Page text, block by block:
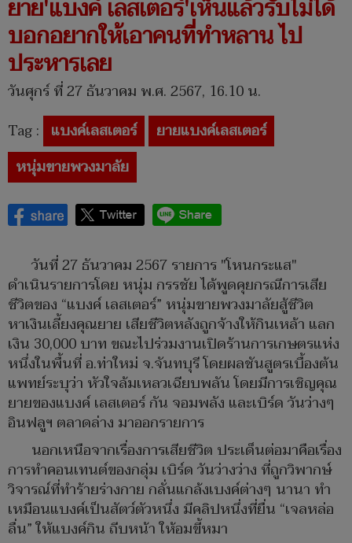
ยาย'แบงค์ เลสเตอร์'เห็นแล้วรับไม่ได้
บอกอยากให้เอาคนที่ทำหลาน ไป
ประหารเลย
วันศุกร์ ที่ 27 ธันวาคม พ.ศ. 2567, 16.10 น.
Tag : แบงค์เลสเตอร์
ยายแบงค์เลสเตอร์
หนุ่มขายพวงมาลัย
วันที่ 27 ธันวาคม 2567 รายการ "โหนกระแส"
ดำเนินรายการโดย หนุ่ม กรรชัย ได้พูดคุยกรณีการเสีย
ชีวิตของ “แบงค์ เลสเตอร์” หนุ่มขายพวงมาลัยสู้ชีวิต
หาเงินเลี้ยงคุณยาย เสียชีวิตหลังถูกจ้างให้กินเหล้า แลก
เงิน 30,000 บาท ขณะไปร่วมงานเปิดร้านการเกษตรแห่ง
หนึ่งในพื้นที่ อ.ท่าใหม่ จ.จันทบุรี โดยผลชันสูตรเบื้องต้น
แพทย์ระบุว่า หัวใจล้มเหลวเฉียบพลัน โดยมีการเชิญคุณ
ยายของแบงค์ เลสเตอร์ กัน จอมพลัง และเบิร์ด วันว่างๆ
อินฟลูฯ ตลาดล่าง มาออกรายการ
นอกเหนือจากเรื่องการเสียชีวิต ประเด็นต่อมาคือเรื่อง
การทำคอนเทนต์ของกลุ่ม เบิร์ด วันว่างว่าง ที่ถูกวิพากษ์
วิจารณ์ที่ทำร้ายร่างกาย กลั่นแกล้งเบงค์ต่างๆ นานา ทำ
เหมือนแบงค์เป็นสัตว์ตัวหนึ่ง มีคลิปหนึ่งที่ยื่น “เจลหล่อ
ลื่น” ให้แบงค์กิน ถีบหน้า ให้อมขี้หมา